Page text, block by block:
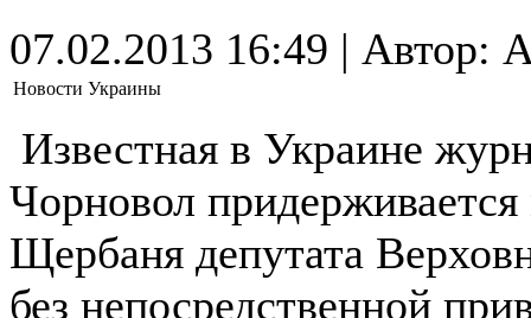
07.02.2013 16:49 | Автор:
Новости Украины
Известная в Украине
Чорновол
Щербаня депутата
без непосредственной